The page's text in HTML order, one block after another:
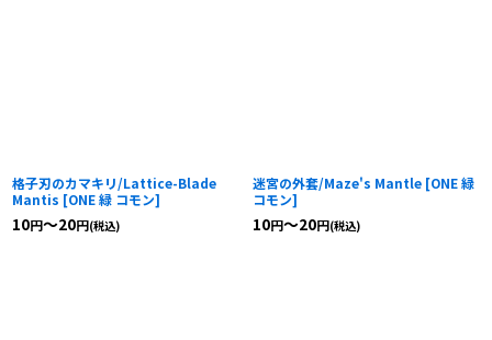
格子刃のカマキリ/Lattice-Blade
Mantis [ONE 緑 コモン]
10円～20円(税込)
迷宮の外套/Maze's Mantle [ONE 緑
コモン]
10円～20円(税込)